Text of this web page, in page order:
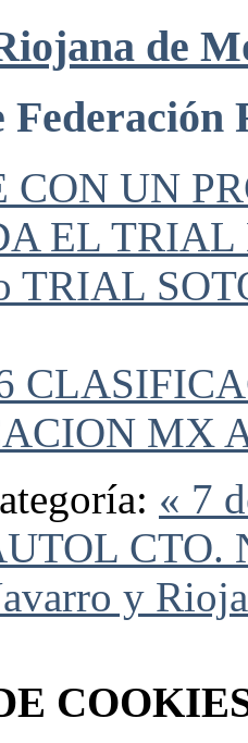
de
CON UN
EL TRIAL
TRIAL
MX
« 7
CTO.
y